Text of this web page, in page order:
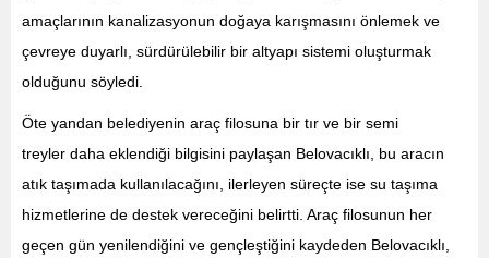
amaçlarının kanalizasyonun doğaya karışmasını önlemek ve
çevreye duyarlı, sürdürülebilir bir altyapı sistemi oluşturmak
olduğunu söyledi.
Öte yandan belediyenin araç filosuna bir tır ve bir semi
treyler daha eklendiği bilgisini paylaşan Belovacıklı, bu aracın
atık taşımada kullanılacağını, ilerleyen süreçte ise su taşıma
hizmetlerine de destek vereceğini belirtti. Araç filosunun her
geçen gün yenilendiğini ve gençleştiğini kaydeden Belovacıklı,